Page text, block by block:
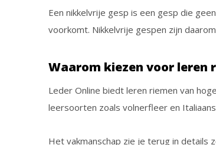
Een nikkelvrije gesp is een gesp die
voorkomt. Nikkelvrije gespen zijn
Waarom kiezen voor leren
Leder Online biedt leren riemen van
leersoorten zoals volnerfleer en
Het vakmanschap zie je terug in details